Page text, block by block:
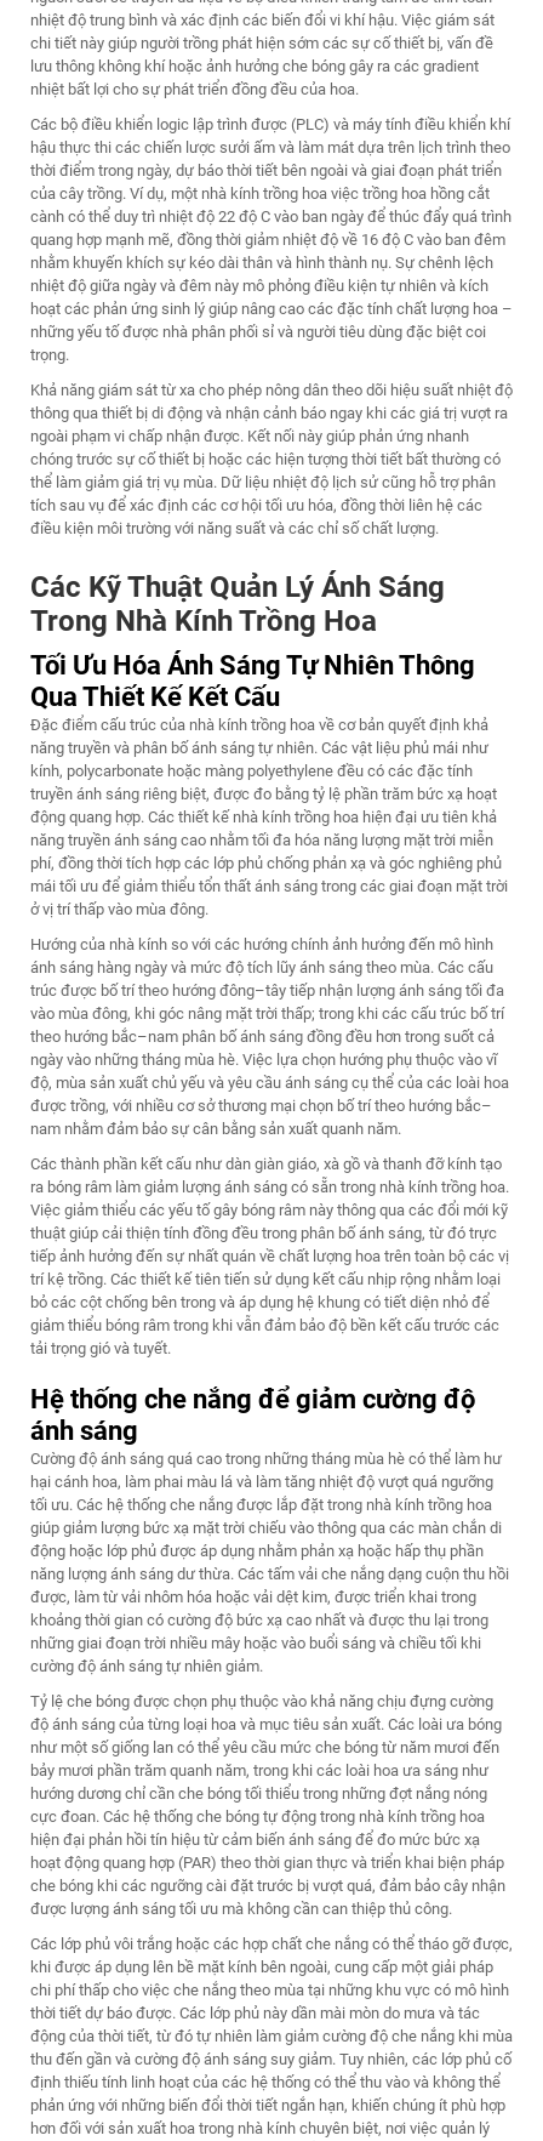
nhiệt độ trung bình và xác định các biến đổi vi khí hậu. Việc giám sát
chi tiết này giúp người trồng phát hiện sớm các sự cố thiết bị, vấn đề
lưu thông không khí hoặc ảnh hưởng che bóng gây ra các gradient
nhiệt bất lợi cho sự phát triển đồng đều của hoa.
Các bộ điều khiển logic lập trình được (PLC) và máy tính điều khiển khí
hậu thực thi các chiến lược sưởi ấm và làm mát dựa trên lịch trình theo
thời điểm trong ngày, dự báo thời tiết bên ngoài và giai đoạn phát triển
của cây trồng. Ví dụ, một nhà kính trồng hoa việc trồng hoa hồng cắt
cành có thể duy trì nhiệt độ 22 độ C vào ban ngày để thúc đẩy quá trình
quang hợp mạnh mẽ, đồng thời giảm nhiệt độ về 16 độ C vào ban đêm
nhằm khuyến khích sự kéo dài thân và hình thành nụ. Sự chênh lệch
nhiệt độ giữa ngày và đêm này mô phỏng điều kiện tự nhiên và kích
hoạt các phản ứng sinh lý giúp nâng cao các đặc tính chất lượng hoa –
những yếu tố được nhà phân phối sỉ và người tiêu dùng đặc biệt coi
trọng.
Khả năng giám sát từ xa cho phép nông dân theo dõi hiệu suất nhiệt độ
thông qua thiết bị di động và nhận cảnh báo ngay khi các giá trị vượt ra
ngoài phạm vi chấp nhận được. Kết nối này giúp phản ứng nhanh
chóng trước sự cố thiết bị hoặc các hiện tượng thời tiết bất thường có
thể làm giảm giá trị vụ mùa. Dữ liệu nhiệt độ lịch sử cũng hỗ trợ phân
tích sau vụ để xác định các cơ hội tối ưu hóa, đồng thời liên hệ các
điều kiện môi trường với năng suất và các chỉ số chất lượng.
Các Kỹ Thuật Quản Lý Ánh Sáng
Trong Nhà Kính Trồng Hoa
Tối Ưu Hóa Ánh Sáng Tự Nhiên Thông
Qua Thiết Kế Kết Cấu
Đặc điểm cấu trúc của nhà kính trồng hoa về cơ bản quyết định khả
năng truyền và phân bố ánh sáng tự nhiên. Các vật liệu phủ mái như
kính, polycarbonate hoặc màng polyethylene đều có các đặc tính
truyền ánh sáng riêng biệt, được đo bằng tỷ lệ phần trăm bức xạ hoạt
động quang hợp. Các thiết kế nhà kính trồng hoa hiện đại ưu tiên khả
năng truyền ánh sáng cao nhằm tối đa hóa năng lượng mặt trời miễn
phí, đồng thời tích hợp các lớp phủ chống phản xạ và góc nghiêng phủ
mái tối ưu để giảm thiểu tổn thất ánh sáng trong các giai đoạn mặt trời
ở vị trí thấp vào mùa đông.
Hướng của nhà kính so với các hướng chính ảnh hưởng đến mô hình
ánh sáng hàng ngày và mức độ tích lũy ánh sáng theo mùa. Các cấu
trúc được bố trí theo hướng đông–tây tiếp nhận lượng ánh sáng tối đa
vào mùa đông, khi góc nâng mặt trời thấp; trong khi các cấu trúc bố trí
theo hướng bắc–nam phân bố ánh sáng đồng đều hơn trong suốt cả
ngày vào những tháng mùa hè. Việc lựa chọn hướng phụ thuộc vào vĩ
độ, mùa sản xuất chủ yếu và yêu cầu ánh sáng cụ thể của các loài hoa
được trồng, với nhiều cơ sở thương mại chọn bố trí theo hướng bắc–
nam nhằm đảm bảo sự cân bằng sản xuất quanh năm.
Các thành phần kết cấu như dàn giàn giáo, xà gồ và thanh đỡ kính tạo
ra bóng râm làm giảm lượng ánh sáng có sẵn trong nhà kính trồng hoa.
Việc giảm thiểu các yếu tố gây bóng râm này thông qua các đổi mới kỹ
thuật giúp cải thiện tính đồng đều trong phân bố ánh sáng, từ đó trực
tiếp ảnh hưởng đến sự nhất quán về chất lượng hoa trên toàn bộ các vị
trí kệ trồng. Các thiết kế tiên tiến sử dụng kết cấu nhịp rộng nhằm loại
bỏ các cột chống bên trong và áp dụng hệ khung có tiết diện nhỏ để
giảm thiểu bóng râm trong khi vẫn đảm bảo độ bền kết cấu trước các
tải trọng gió và tuyết.
Hệ thống che nắng để giảm cường độ
ánh sáng
Cường độ ánh sáng quá cao trong những tháng mùa hè có thể làm hư
hại cánh hoa, làm phai màu lá và làm tăng nhiệt độ vượt quá ngưỡng
tối ưu. Các hệ thống che nắng được lắp đặt trong nhà kính trồng hoa
giúp giảm lượng bức xạ mặt trời chiếu vào thông qua các màn chắn di
động hoặc lớp phủ được áp dụng nhằm phản xạ hoặc hấp thụ phần
năng lượng ánh sáng dư thừa. Các tấm vải che nắng dạng cuộn thu hồi
được, làm từ vải nhôm hóa hoặc vải dệt kim, được triển khai trong
khoảng thời gian có cường độ bức xạ cao nhất và được thu lại trong
những giai đoạn trời nhiều mây hoặc vào buổi sáng và chiều tối khi
cường độ ánh sáng tự nhiên giảm.
Tỷ lệ che bóng được chọn phụ thuộc vào khả năng chịu đựng cường
độ ánh sáng của từng loại hoa và mục tiêu sản xuất. Các loài ưa bóng
như một số giống lan có thể yêu cầu mức che bóng từ năm mươi đến
bảy mươi phần trăm quanh năm, trong khi các loài hoa ưa sáng như
hướng dương chỉ cần che bóng tối thiểu trong những đợt nắng nóng
cực đoan. Các hệ thống che bóng tự động trong nhà kính trồng hoa
hiện đại phản hồi tín hiệu từ cảm biến ánh sáng để đo mức bức xạ
hoạt động quang hợp (PAR) theo thời gian thực và triển khai biện pháp
che bóng khi các ngưỡng cài đặt trước bị vượt quá, đảm bảo cây nhận
được lượng ánh sáng tối ưu mà không cần can thiệp thủ công.
Các lớp phủ vôi trắng hoặc các hợp chất che nắng có thể tháo gỡ được,
khi được áp dụng lên bề mặt kính bên ngoài, cung cấp một giải pháp
chi phí thấp cho việc che nắng theo mùa tại những khu vực có mô hình
thời tiết dự báo được. Các lớp phủ này dần mài mòn do mưa và tác
động của thời tiết, từ đó tự nhiên làm giảm cường độ che nắng khi mùa
thu đến gần và cường độ ánh sáng suy giảm. Tuy nhiên, các lớp phủ cố
định thiếu tính linh hoạt của các hệ thống có thể thu vào và không thể
phản ứng với những biến đổi thời tiết ngắn hạn, khiến chúng ít phù hợp
hơn đối với sản xuất hoa trong nhà kính chuyên biệt, nơi việc quản lý